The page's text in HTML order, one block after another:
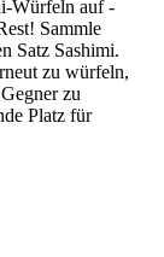
Würfeln auf -
Sammle
Satz Sashimi.
zu würfeln,
zu
Platz für